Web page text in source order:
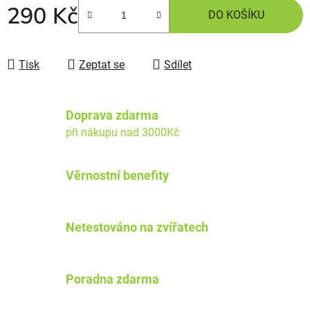
290 Kč DO KOŠÍKU
Tisk Zeptat se Sdílet
Doprava zdarma
při nákupu nad 3000Kč
Věrnostní benefity
Netestováno na zvířatech
Poradna zdarma